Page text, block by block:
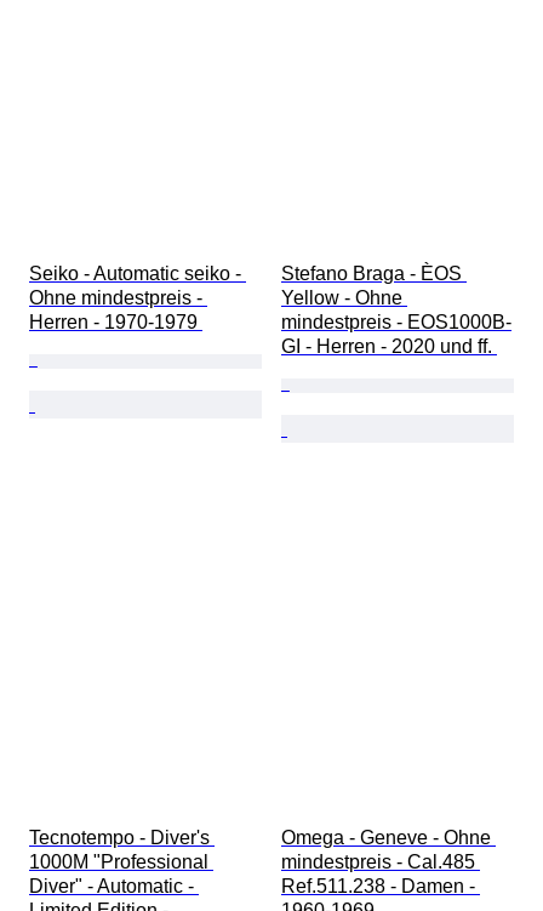
Seiko - Automatic seiko -
Ohne mindestpreis -
Herren - 1970-1979
Stefano Braga - ÈOS
Yellow - Ohne
mindestpreis - EOS1000B-
GI - Herren - 2020 und ff.
Tecnotempo - Diver's
1000M "Professional
Diver" - Automatic -
Omega - Geneve - Ohne
mindestpreis - Cal.485
Ref.511.238 - Damen -